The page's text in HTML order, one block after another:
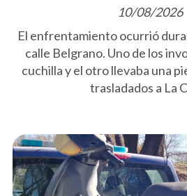
10/08/2026
El enfrentamiento ocurrió
calle Belgrano. Uno de los
cuchilla y el otro llevaba una
trasladados a La